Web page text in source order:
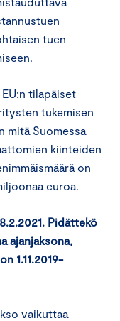
tuen
tilapäiset
tukemisen
mitä Suomessa
kiinteiden
on
euroa.
Pidättekö
ajanjaksona,
1.11.2019-
vaikuttaa